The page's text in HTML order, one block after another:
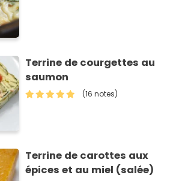
Terrine de courgettes au
saumon
(16 notes)
Terrine de carottes aux
épices et au miel (salée)